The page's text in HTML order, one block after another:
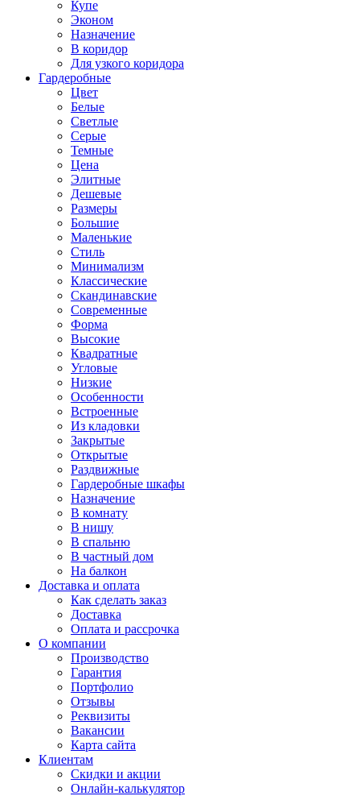
Купе
Эконом
Назначение
В коридор
Для узкого коридора
Гардеробные
Цвет
Белые
Светлые
Серые
Темные
Цена
Элитные
Дешевые
Размеры
Большие
Маленькие
Стиль
Минимализм
Классические
Скандинавские
Современные
Форма
Высокие
Квадратные
Угловые
Низкие
Особенности
Встроенные
Из кладовки
Закрытые
Открытые
Раздвижные
Гардеробные шкафы
Назначение
В комнату
В нишу
В спальню
В частный дом
На балкон
Доставка и оплата
Как сделать заказ
Доставка
Оплата и рассрочка
О компании
Производство
Гарантия
Портфолио
Отзывы
Реквизиты
Вакансии
Карта сайта
Клиентам
Скидки и акции
Онлайн-калькулятор